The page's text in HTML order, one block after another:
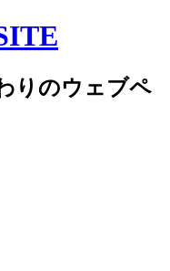
りのウェブペ